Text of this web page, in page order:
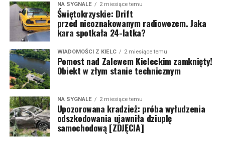
NA SYGNALE 2 miesiące temu
Świętokrzyskie: Drift
przed nieoznakowanym radiowozem. Jaka
kara spotkała 24-latka?
WIADOMOŚCI Z KIELC 2 miesiące temu
Pomost nad Zalewem Kieleckim zamknięty!
Obiekt w złym stanie technicznym
NA SYGNALE 2 miesiące temu
Upozorowana kradzież: próba wyłudzenia
odszkodowania ujawniła dziuplę
samochodową [ZDJĘCIA]